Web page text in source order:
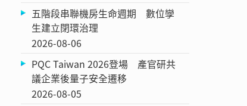
五階段串聯機房生命週期 數位孿
生建立閉環治理
2026-08-06
PQC Taiwan 2026登場 產官研共
議企業後量子安全遷移
2026-08-05